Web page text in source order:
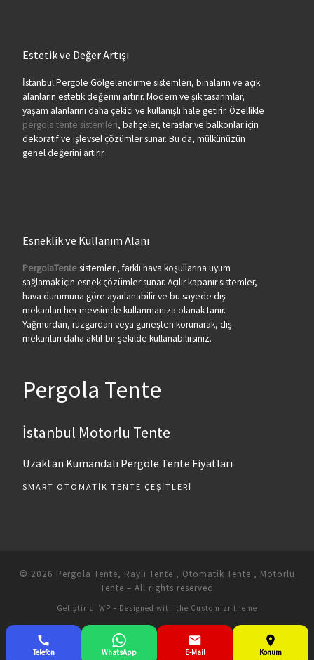
Estetik ve Değer Artışı
İstanbul Pergole Gölgelendirme sistemleri, binaların ve açık
alanların estetik değerini artırır. Modern ve şık tasarımlar,
yaşam alanlarını daha çekici ve kullanışlı hale getirir. Özellikle
pergola tente sistemleri, bahçeler, teraslar ve balkonlar için
dekoratif ve işlevsel çözümler sunar. Bu da, mülkünüzün
genel değerini artırır.
Esneklik ve Kullanım Alanı
PergolaTentesistemleri, farklı hava koşullarına uyum
sağlamak için esnek çözümler sunar. Açılır kapanır sistemler,
hava durumuna göre ayarlanabilir ve bu sayede dış
mekanları her mevsimde kullanmanıza olanak tanır.
Yağmurdan, rüzgardan veya güneşten korunarak, dış
mekanları daha aktif bir şekilde kullanabilirsiniz.
Pergola Tente
İstanbul Motorlu Tente
Uzaktan Kumandalı Pergole Tente Fiyatları
SMART OTOMATIK TENTE ÇEŞITLERI
© 2026 Pergola Tente, Raylı Tente , Otomatik Tente , Motorlu
Tente – All rights reserved
Geliştirici WP – Designed with the Customizr theme
Telefon WhatsApp E-Mail Konum